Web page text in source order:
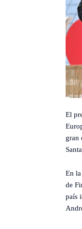
El
gran
En
de
país